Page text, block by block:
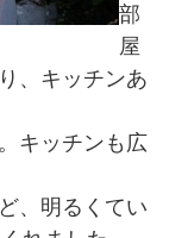
部
屋
、キッチンあ
キッチンも広
、明るくてい